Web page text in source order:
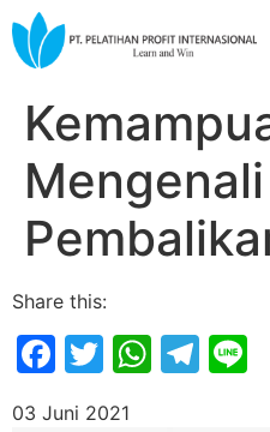
Mengenali
Share this:
Facebook
Twitter
03 Juni 2021